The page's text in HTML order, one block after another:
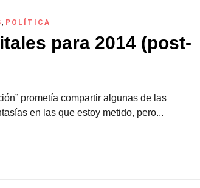
, POLÍTICA
para 2014 (post-
prometía compartir algunas de las
en las que estoy metido, pero...